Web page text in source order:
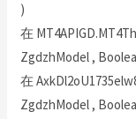
)
在
ZgdzhModel ,
在
ZgdzhModel ,